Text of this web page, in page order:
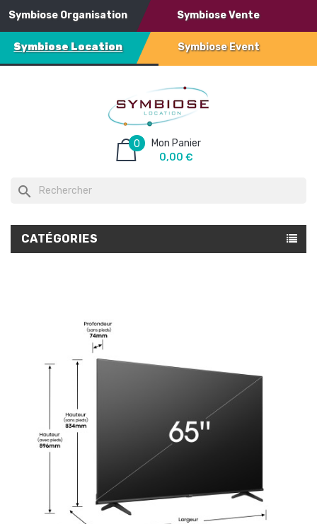
Symbiose Organisation Symbiose Vente
Symbiose Location Symbiose Event
Mon Panier
0
0,00 €
search
CATÉGORIES